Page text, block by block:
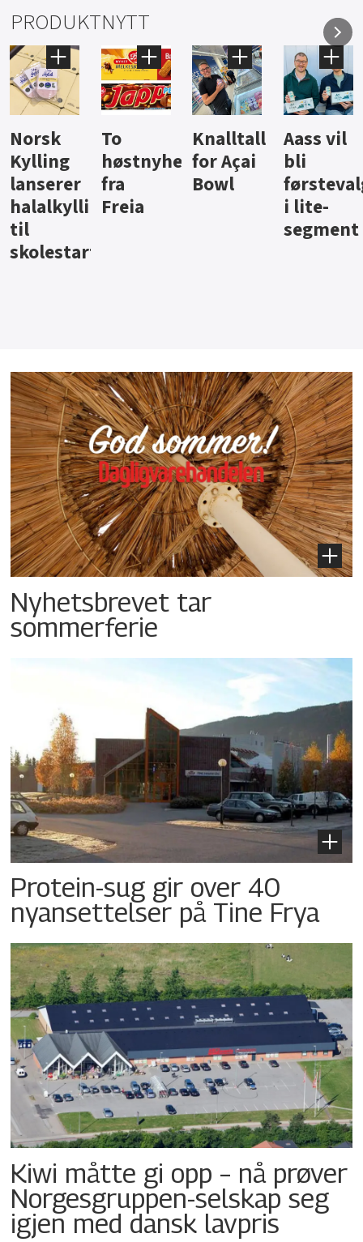
PRODUKTNYTT
Knalltall
for Açai
Bowl
Aass vil
bli
førstevalg
i lite-
Brus og
jus fra
Berentsen
Hard
iste fra
Hansa
Nyhetsbrevet tar
sommerferie
Protein-sug gir over 40
nyansettelser på Tine Frya
Kiwi måtte gi opp – nå prøver
Norgesgruppen-selskap seg
igjen med dansk lavpris